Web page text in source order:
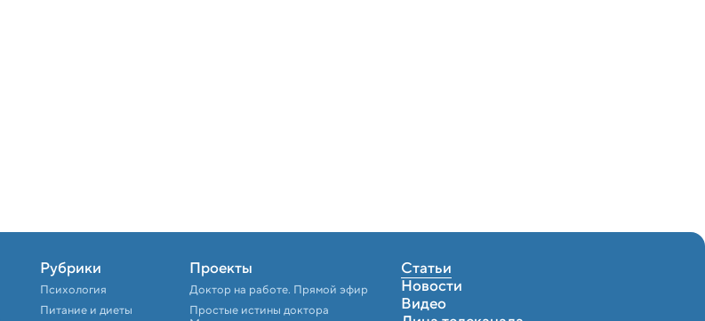
Рубрики
Психология
Питание и диеты
Проекты
Доктор на работе. Прямой эфир
Простые истины доктора
Статьи
Новости
Видео